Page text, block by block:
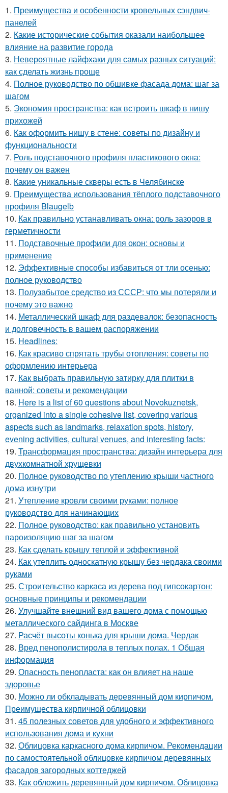
1. Преимущества и особенности кровельных сэндвич-
панелей
2. Какие исторические события оказали наибольшее
влияние на развитие города
3. Невероятные лайфхаки для самых разных ситуаций:
как сделать жизнь проще
4. Полное руководство по обшивке фасада дома: шаг за
шагом
5. Экономия пространства: как встроить шкаф в нишу
прихожей
6. Как оформить нишу в стене: советы по дизайну и
функциональности
7. Роль подставочного профиля пластикового окна:
почему он важен
8. Какие уникальные скверы есть в Челябинске
9. Преимущества использования тёплого подставочного
профиля Blaugelb
10. Как правильно устанавливать окна: роль зазоров в
герметичности
11. Подставочные профили для окон: основы и
применение
12. Эффективные способы избавиться от тли осенью:
полное руководство
13. Полузабытое средство из СССР: что мы потеряли и
почему это важно
14. Металлический шкаф для раздевалок: безопасность
и долговечность в вашем распоряжении
15. Headlines:
16. Как красиво спрятать трубы отопления: советы по
оформлению интерьера
17. Как выбрать правильную затирку для плитки в
ванной: советы и рекомендации
18. Here is a list of 60 questions about Novokuznetsk,
organized into a single cohesive list, covering various
aspects such as landmarks, relaxation spots, history,
evening activities, cultural venues, and interesting facts:
19. Трансформация пространства: дизайн интерьера для
двухкомнатной хрущевки
20. Полное руководство по утеплению крыши частного
дома изнутри
21. Утепление кровли своими руками: полное
руководство для начинающих
22. Полное руководство: как правильно установить
пароизоляцию шаг за шагом
23. Как сделать крышу теплой и эффективной
24. Как утеплить односкатную крышу без чердака своими
руками
25. Строительство каркаса из дерева под гипсокартон:
основные принципы и рекомендации
26. Улучшайте внешний вид вашего дома с помощью
металлического сайдинга в Москве
27. Расчёт высоты конька для крыши дома. Чердак
28. Вред пенополистирола в теплых полах. 1 Общая
информация
29. Опасность пенопласта: как он влияет на наше
здоровье
30. Можно ли обкладывать деревянный дом кирпичом.
Преимущества кирпичной облицовки
31. 45 полезных советов для удобного и эффективного
использования дома и кухни
32. Облицовка каркасного дома кирпичом. Рекомендации
по самостоятельной облицовке кирпичом деревянных
фасадов загородных коттеджей
33. Как обложить деревянный дом кирпичом. Облицовка